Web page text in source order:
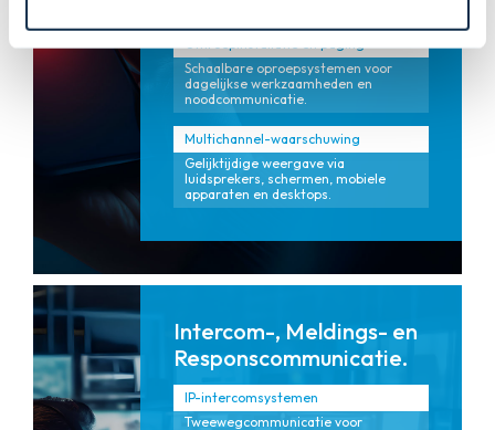
Omroepinstallatie en paging
Schaalbare oproepsystemen voor
dagelijkse werkzaamheden en
noodcommunicatie.
Multichannel-waarschuwing
Gelijktijdige weergave via
luidsprekers, schermen, mobiele
apparaten en desktops.
Intercom-, Meldings- en
Responscommunicatie.
IP-intercomsystemen
Tweewegcommunicatie voor